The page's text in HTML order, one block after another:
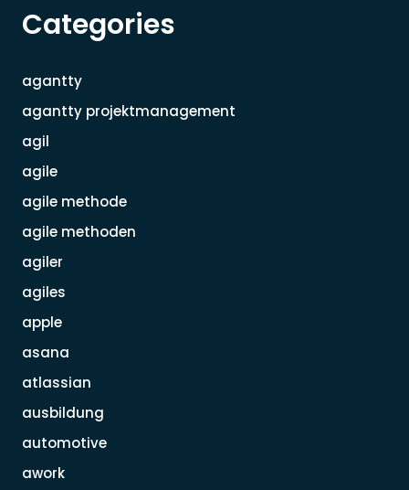
Categories
agantty
agantty projektmanagement
agil
agile
agile methode
agile methoden
agiler
agiles
apple
asana
atlassian
ausbildung
automotive
awork